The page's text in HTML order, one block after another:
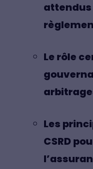
attendus
Le rôle
Les
CSRD